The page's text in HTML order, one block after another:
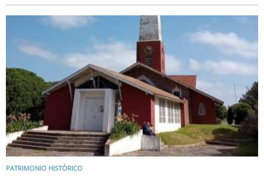
PATRIMONIO HISTÓRICO